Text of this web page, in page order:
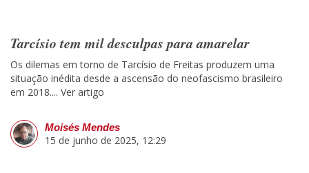
Tarcísio tem mil desculpas para amarelar
Os dilemas em torno de Tarcísio de Freitas produzem uma
situação inédita desde a ascensão do neofascismo brasileiro
em 2018.... Ver artigo
Moisés Mendes
15 de junho de 2025, 12:29